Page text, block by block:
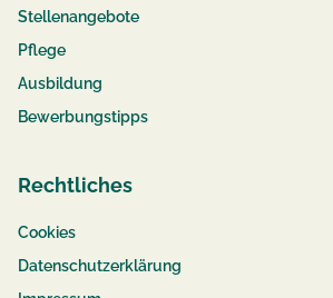
Stellenangebote
Pflege
Ausbildung
Bewerbungstipps
Rechtliches
Cookies
Datenschutzerklärung